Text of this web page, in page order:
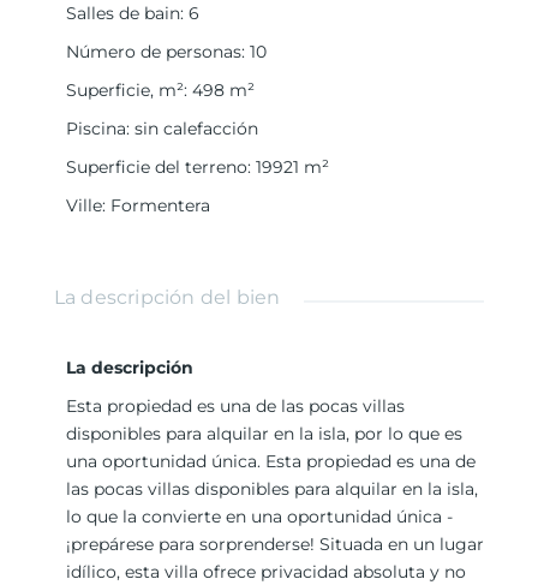
Salles de bain: 6
Número de personas: 10
Superficie, m²: 498m²
Piscina: sin calefacción
Superficie del terreno: 19921 m²
Ville: Formentera
La descripción del bien
La descripción
Esta propiedad es una de las pocas villas
disponibles para alquilar en la isla, por lo que es
una oportunidad única. Esta propiedad es una de
las pocas villas disponibles para alquilar en la isla,
lo que la convierte en una oportunidad única -
¡prepárese para sorprenderse! Situada en un lugar
idílico, esta villa ofrece privacidad absoluta y no